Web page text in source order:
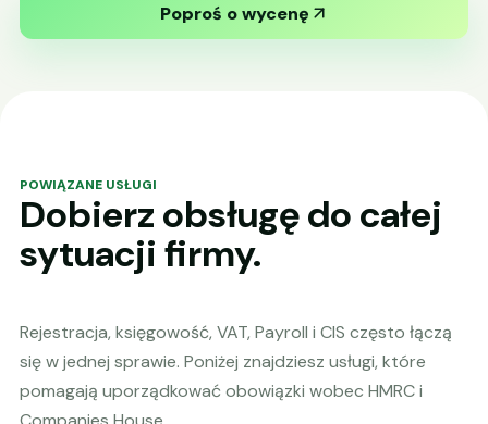
Poproś o wycenę
POWIĄZANE USŁUGI
Dobierz obsługę do całej
sytuacji firmy.
Rejestracja, księgowość, VAT, Payroll i CIS często łączą
się w jednej sprawie. Poniżej znajdziesz usługi, które
pomagają uporządkować obowiązki wobec HMRC i